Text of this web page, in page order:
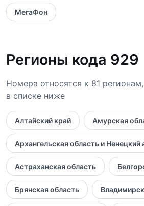
МегаФон
Регионы кода 929
Номера относятся к 81
в списке ниже
Алтайский край Амурская
Архангельская область и
Астраханская область
Брянская область